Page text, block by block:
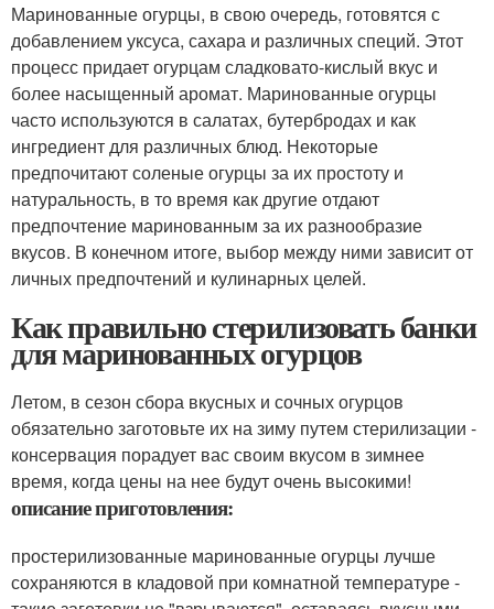
Маринованные огурцы, в свою очередь, готовятся с
добавлением уксуса, сахара и различных специй. Этот
процесс придает огурцам сладковато-кислый вкус и
более насыщенный аромат. Маринованные огурцы
часто используются в салатах, бутербродах и как
ингредиент для различных блюд. Некоторые
предпочитают соленые огурцы за их простоту и
натуральность, в то время как другие отдают
предпочтение маринованным за их разнообразие
вкусов. В конечном итоге, выбор между ними зависит от
личных предпочтений и кулинарных целей.
Как правильно стерилизовать банки
для маринованных огурцов
Летом, в сезон сбора вкусных и сочных огурцов
обязательно заготовьте их на зиму путем стерилизации -
консервация порадует вас своим вкусом в зимнее
время, когда цены на нее будут очень высокими!
описание приготовления:
простерилизованные маринованные огурцы лучше
сохраняются в кладовой при комнатной температуре -